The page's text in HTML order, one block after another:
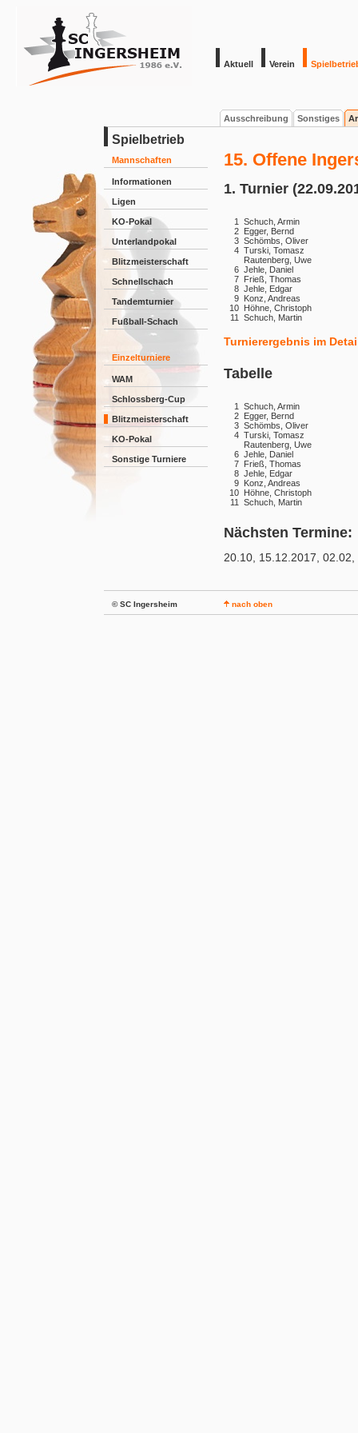
Aktuell Verein
Ausschreibung Sonstiges
Spielbetrieb
Mannschaften
Informationen
Ligen
KO-Pokal
Unterlandpokal
Blitzmeisterschaft
Schnellschach
Tandemturnier
Fußball-Schach
Einzelturniere
WAM
Schlossberg-Cup
Blitzmeisterschaft
KO-Pokal
Sonstige Turniere
15. Offene
1. Turnier
1
Schuch, Armin
2 Egger, Bernd
3 Schömbs, Oliver
4 Turski, Tomasz
Rautenberg, Uwe
6 Jehle, Daniel
7 Frieß, Thomas
8 Jehle, Edgar
9 Konz, Andreas
10 Höhne, Christoph
11
Schuch, Martin
Turnierergebnis im
Tabelle
1
Schuch, Armin
2 Egger, Bernd
3 Schömbs, Oliver
4 Turski, Tomasz
Rautenberg, Uwe
6 Jehle, Daniel
7 Frieß, Thomas
8 Jehle, Edgar
9 Konz, Andreas
10 Höhne, Christoph
11
Schuch, Martin
Nächsten Termine:
20.10, 15.12.2017,
© SC Ingersheim nach oben